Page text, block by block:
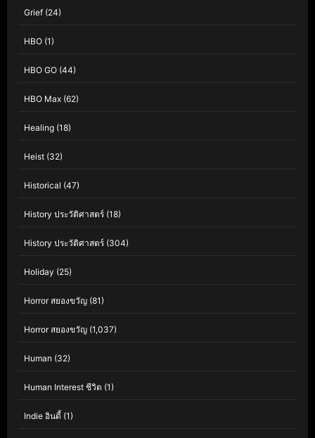
Grief (24)
HBO (1)
HBO GO (44)
HBO Max (62)
Healing (18)
Heist (32)
Historical (47)
History ประวัติศาสตร์ (18)
History ประวัติศาสตร์ (304)
Holiday (25)
Horror สยองขวัญ (81)
Horror สยองขวัญ (1,037)
Human (32)
Human Interest ชีวิต (1)
Indie อินดี้ (1)